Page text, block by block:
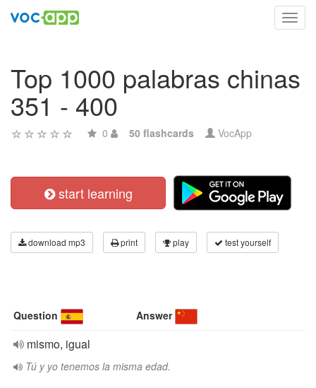
Top 1000 palabras chinas
351 - 400
0 50 flashcards VocApp
start learning
download mp3 print play test yourself
Question Answer
mismo, igual
Tú y yo tenemos la misma edad.